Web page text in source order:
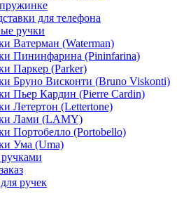
для телефона
ручки
Ватерман (Waterman)
Пининфарина (Pininfarina)
Паркер (Parker)
Бруно Висконти (Bruno Viskonti)
Пьер Кардин (Pierre Cardin)
Летертон (Lettertone)
Лами (LAMY)
Портобелло (Portobello)
Ума (Uma)
ручек